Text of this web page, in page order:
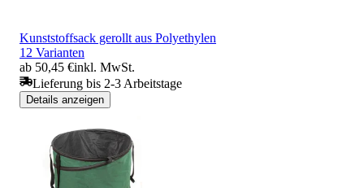
Kunststoffsack gerollt aus Polyethylen
12 Varianten
ab 50,45 €inkl. MwSt.
Lieferung bis 2-3 Arbeitstage
Details anzeigen